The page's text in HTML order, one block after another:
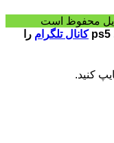
محفوظ است
کانال تلگرام را
کنید.